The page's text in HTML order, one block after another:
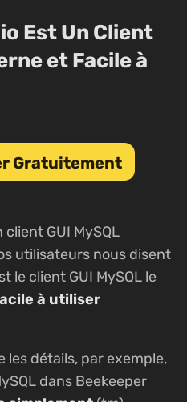
Est Un Client
et Facile à
Gratuitement
GUI MySQL
utilisateurs nous disent
le client GUI MySQL le
à utiliser
les détails, par exemple,
dans Beekeeper